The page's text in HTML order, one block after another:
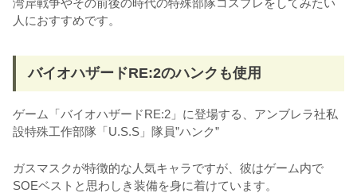
湾岸戦争やその前後の時代の特殊部隊コスプレをしてみたい
人におすすめです。
バイオハザードRE:2のハンクも使用
ゲーム「バイオハザードRE:2」に登場する、アンブレラ社私
設特殊工作部隊「U.S.S」隊員”ハンク”
ガスマスクが特徴的な人気キャラですが、彼はゲーム内で
SOEベストと思わしき装備を身に着けています。